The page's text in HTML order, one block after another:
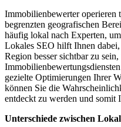
Immobilienbewerter operieren
begrenzten geografischen
häufig lokal nach Experten,
Lokales SEO hilft Ihnen
Region besser sichtbar zu
gezielte Optimierungen Ihrer
können Sie die
entdeckt zu werden und somit
Unterschiede zwischen